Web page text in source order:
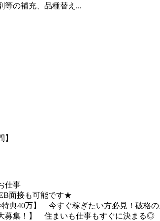
等の補充、品種替え...
】
仕事
面接も可能です★
×特典40万】 今すぐ稼ぎたい方必見！破格
大募集！】 住まいも仕事もすぐに決まる◎